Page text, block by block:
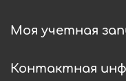
Моя учетная
Контактная